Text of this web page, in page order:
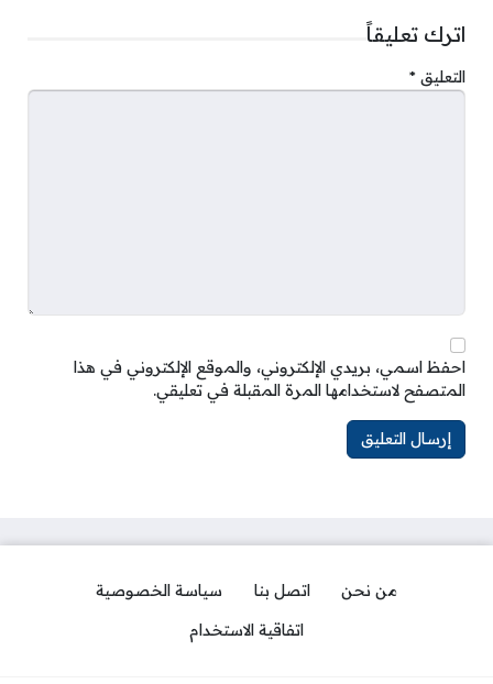
اترك تعليقاً
التعليق *
احفظ اسمي، بريدي الإلكتروني، والموقع الإلكتروني في هذا
المتصفح لاستخدامها المرة المقبلة في تعليقي.
من نحن اتصل بنا
سياسة الخصوصية
اتفاقية الاستخدام